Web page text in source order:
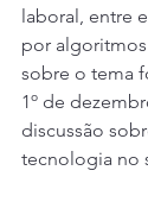
laboral, entre
por
sobre o tema
1º de
discussão
tecnologia no